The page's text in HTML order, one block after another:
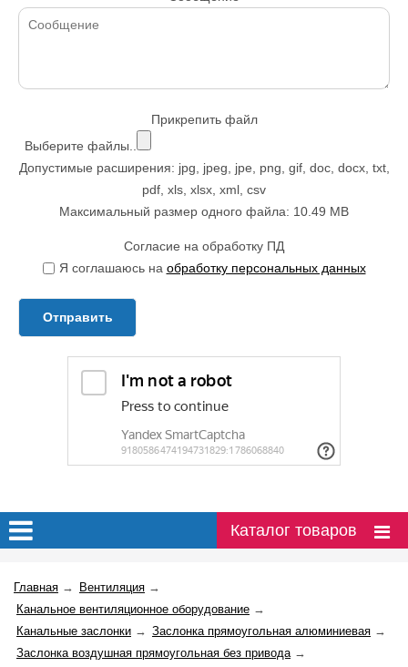
Прикрепить файл
Выберите файлы..
Допустимые расширения: jpg, jpeg, jpe, png, gif, doc, docx, txt,
pdf, xls, xlsx, xml, csv
Максимальный размер одного файла: 10.49 MB
Согласие на обработку ПД
Я соглашаюсь на обработку персональных данных
Отправить
Каталог товаров
Главная → Вентиляция →
Канальное вентиляционное оборудование →
Канальные заслонки → Заслонка прямоугольная алюминиевая →
Заслонка воздушная прямоугольная без привода→